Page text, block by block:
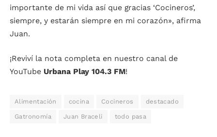
importante de mi vida así que gracias ‘Cocineros’,
siempre, y estarán siempre en mi corazón», afirma
Juan.
¡Reviví la nota completa en nuestro canal de
YouTube Urbana Play 104.3 FM!
Alimentación cocina Cocineros destacado
Gatronomía Juan Braceli todo pasa